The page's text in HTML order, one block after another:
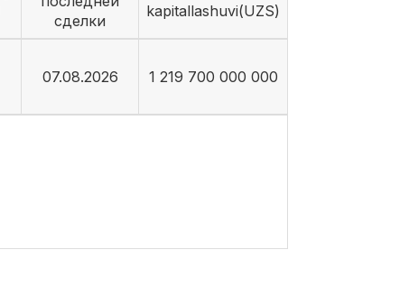
сделки
kapitallashuvi(UZS)
07.08.2026 1 219 700 000 000